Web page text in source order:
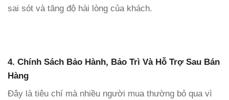
sai sót và tăng độ hài lòng của khách.
4. Chính Sách Bảo Hành, Bảo Trì Và Hỗ Trợ Sau Bán
Hàng
Đây là tiêu chí mà nhiều người mua thường bỏ qua vì